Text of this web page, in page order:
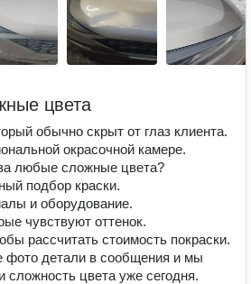
цвета
обычно скрыт от глаз клиента.
окрасочной камере.
любые сложные цвета?
подбор краски.
и оборудование.
чувствуют оттенок.
рассчитать стоимость покраски.
фото детали в сообщения и мы
сложность цвета уже сегодня.